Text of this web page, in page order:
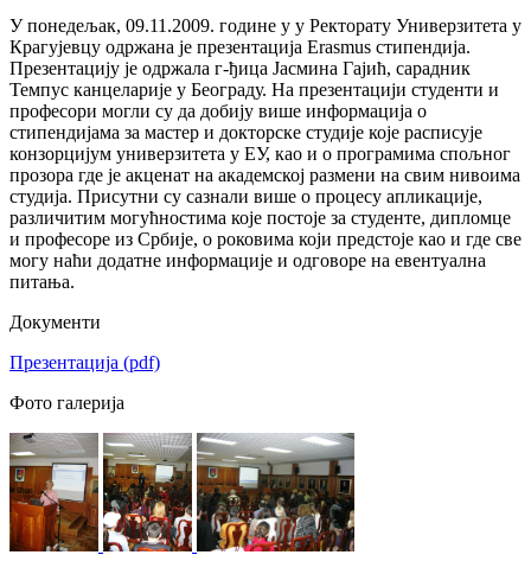
У понедељак, 09.11.2009. године у у Ректорату Универзитета у
Крагујевцу одржана је презентација Erasmus стипендија.
Презентацију је одржала г-ђица Јасмина Гајић, сарадник
Темпус канцеларије у Београду. На презентацији студенти и
професори могли су да добију више информација о
стипендијама за мастер и докторске студије које расписује
конзорцијум универзитета у ЕУ, као и о програмима спољног
прозора где је акценат на академској размени на свим нивоима
студија. Присутни су сазнали више о процесу апликације,
различитим могућностима које постоје за студенте, дипломце
и професоре из Србије, о роковима који предстоје као и где све
могу наћи додатне информације и одговоре на евентуална
питања.
Документи
Презентација (pdf)
Фото галерија